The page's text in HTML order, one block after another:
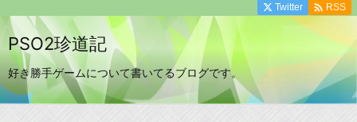
PSO2珍道記
好き勝手ゲームについて書いてるブログです。
Twitter  RSS